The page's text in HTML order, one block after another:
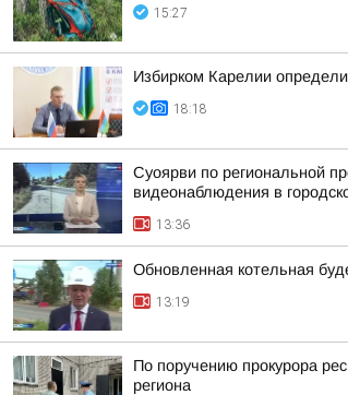
15:27
Избирком Карелии
18:18
Суоярви по региональной
видеонаблюдения в
13:36
Обновленная котельная
13:19
По поручению прокурора
региона